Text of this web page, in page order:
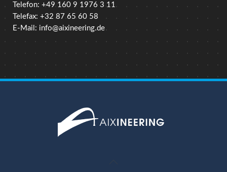
Telefon: +49 160 9 1976 3 11
Telefax: +32 87 65 60 58
E-Mail: info@aixineering.de